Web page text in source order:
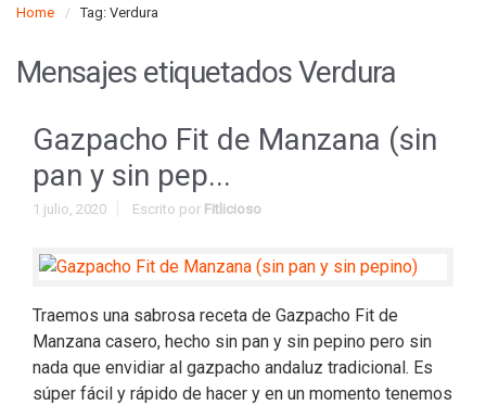
Home Tag: Verdura
Mensajes etiquetadosVerdura
Gazpacho Fit de Manzana (sin
pan y sin pep...
1 julio, 2020 Escrito por Fitlicioso
Traemos una sabrosa receta de Gazpacho Fit de
Manzana casero, hecho sin pan y sin pepino pero sin
nada que envidiar al gazpacho andaluz tradicional. Es
súper fácil y rápido de hacer y en un momento tenemos